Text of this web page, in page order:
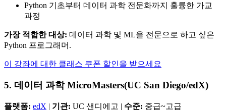
Python 기초부터 데이터 과학 전문화까지 훌륭한 가교
과정
가장 적합한 대상: 데이터 과학 및 ML을 전문으로 하고 싶은
Python 프로그래머.
이 강좌에 대한 클래스 쿠폰 할인을 받으세요
5. 데이터 과학 MicroMasters(UC San Diego/edX)
플랫폼: edX | 기관: UC 샌디에고 | 수준: 중급~고급